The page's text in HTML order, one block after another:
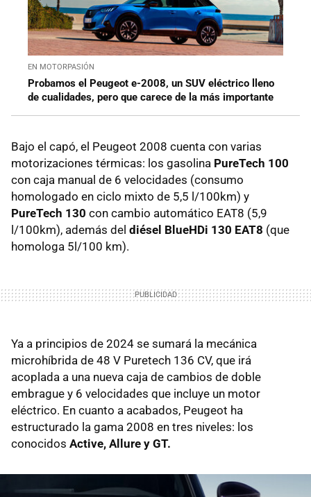
EN MOTORPASIÓN
Probamos el Peugeot e-2008, un SUV eléctrico lleno
de cualidades, pero que carece de la más importante
Bajo el capó, el Peugeot 2008 cuenta con varias
motorizaciones térmicas: los gasolina PureTech 100
con caja manual de 6 velocidades (consumo
homologado en ciclo mixto de 5,5 l/100km) y
PureTech 130 con cambio automático EAT8 (5,9
l/100km), además del diésel BlueHDi 130 EAT8 (que
homologa 5l/100 km).
Ya a principios de 2024 se sumará la mecánica
microhíbrida de 48 V Puretech 136 CV, que irá
acoplada a una nueva caja de cambios de doble
embrague y 6 velocidades que incluye un motor
eléctrico. En cuanto a acabados, Peugeot ha
estructurado la gama 2008 en tres niveles: los
conocidos Active, Allure y GT.